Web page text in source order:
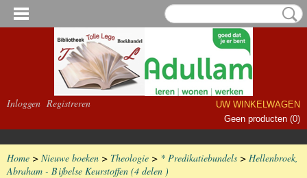
Inloggen Registreren
UW WINKELWAGEN
Geen producten (0)
Home > Nieuwe boeken > Theologie > * Predikatiebundels > Hellenbroek,
Abraham - Bijbelse Keurstoffen (4 delen )